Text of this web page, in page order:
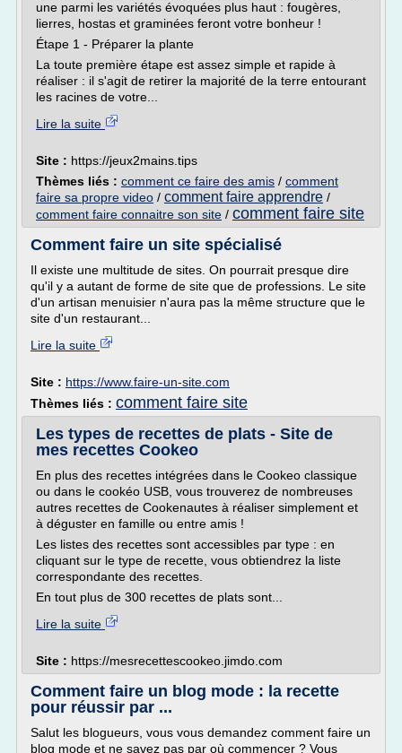
une parmi les variétés évoquées plus haut : fougères,
lierres, hostas et graminées feront votre bonheur !
Étape 1 - Préparer la plante
La toute première étape est assez simple et rapide à
réaliser : il s'agit de retirer la majorité de la terre entourant
les racines de votre...
Lire la suite
Site : https://jeux2mains.tips
Thèmes liés : comment ce faire des amis / comment
faire sa propre video / comment faire apprendre /
comment faire connaitre son site / comment faire site
Comment faire un site spécialisé
Il existe une multitude de sites. On pourrait presque dire
qu'il y a autant de forme de site que de professions. Le site
d'un artisan menuisier n'aura pas la même structure que le
site d'un restaurant...
Lire la suite
Site : https://www.faire-un-site.com
Thèmes liés : comment faire site
Les types de recettes de plats - Site de
mes recettes Cookeo
En plus des recettes intégrées dans le Cookeo classique
ou dans le cookéo USB, vous trouverez de nombreuses
autres recettes de Cookenautes à réaliser simplement et
à déguster en famille ou entre amis !
Les listes des recettes sont accessibles par type : en
cliquant sur le type de recette, vous obtiendrez la liste
correspondante des recettes.
En tout plus de 300 recettes de plats sont...
Lire la suite
Site : https://mesrecettescookeo.jimdo.com
Comment faire un blog mode : la recette
pour réussir par ...
Salut les blogueurs, vous vous demandez comment faire un
blog mode et ne savez pas par où commencer ? Vous